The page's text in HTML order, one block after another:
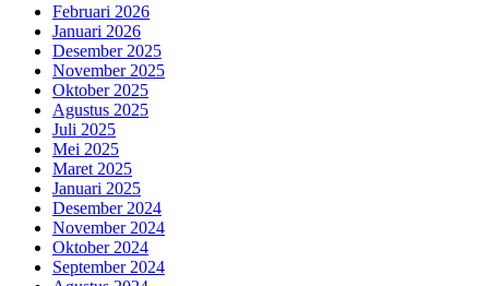
Februari 2026
Januari 2026
Desember 2025
November 2025
Oktober 2025
Agustus 2025
Juli 2025
Mei 2025
Maret 2025
Januari 2025
Desember 2024
November 2024
Oktober 2024
September 2024